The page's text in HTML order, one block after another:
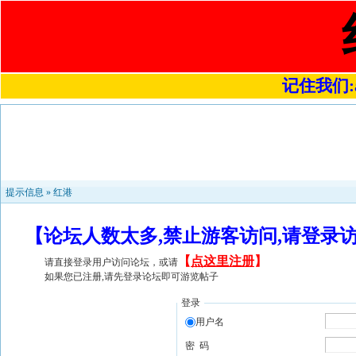
记住我们
提示信息 » 红港
【论坛人数太多,禁止游客访问,请登
请直接登录用户访问论坛，或请 【 点这里注册】
如果您已注册,请先登录论坛即可游览帖子
登录
用户名
密 码